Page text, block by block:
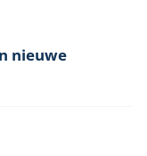
nieuwe